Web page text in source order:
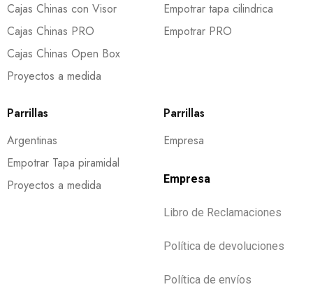
Cajas Chinas con Visor
Cajas Chinas PRO
Cajas Chinas Open Box
Proyectos a medida
Empotrar tapa cilindrica
Empotrar PRO
Parrillas
Argentinas
Empotrar Tapa piramidal
Proyectos a medida
Parrillas
Empresa
Empresa
Libro de Reclamaciones
Política de devoluciones
Política de envíos